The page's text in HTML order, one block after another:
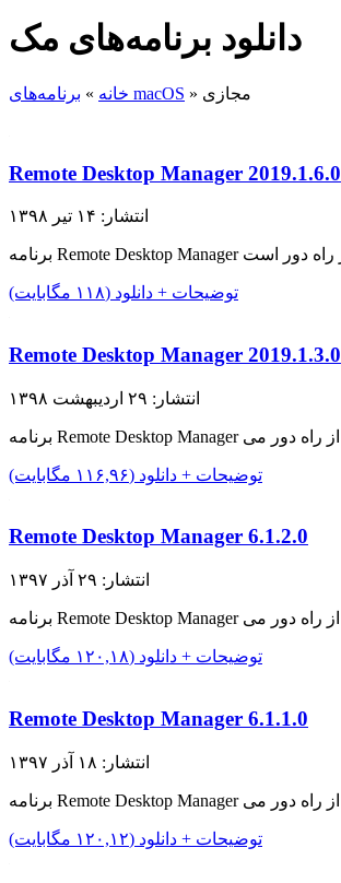
دانلود برنامه‌های مک
خانه » برنامه‌های macOS » مجازی
Remote Desktop Manager 2019.1.6.0
انتشار: ۱۴ تیر ۱۳۹۸
توضیحات + دانلود (۱۱۸ مگابایت)
Remote Desktop Manager 2019.1.3.0
انتشار: ۲۹ اردیبهشت ۱۳۹۸
توضیحات + دانلود (۱۱۶,۹۶ مگابایت)
Remote Desktop Manager 6.1.2.0
انتشار: ۲۹ آذر ۱۳۹۷
توضیحات + دانلود (۱۲۰,۱۸ مگابایت)
Remote Desktop Manager 6.1.1.0
انتشار: ۱۸ آذر ۱۳۹۷
توضیحات + دانلود (۱۲۰,۱۲ مگابایت)